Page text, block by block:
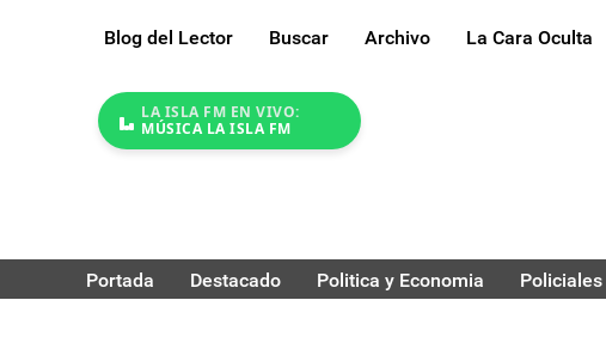
Blog del Lector Buscar Archivo La Cara Oculta
LA ISLA FM EN VIVO:
MÚSICA LA ISLA FM
Portada Destacado Politica y Economia